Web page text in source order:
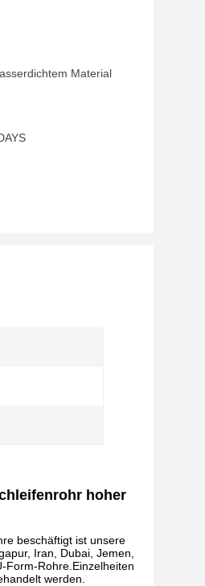
Material
hoher
beschäftigt ist unsere
Iran, Dubai, Jemen,
Form-Rohre.Einzelheiten
werden.